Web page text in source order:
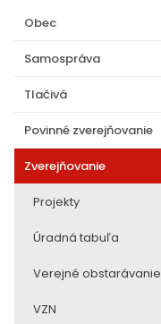
Obec
Samospráva
Tlačivá
Povinné zverejňovanie
Zverejňovanie
Projekty
Úradná tabuľa
Verejné obstarávanie
VZN